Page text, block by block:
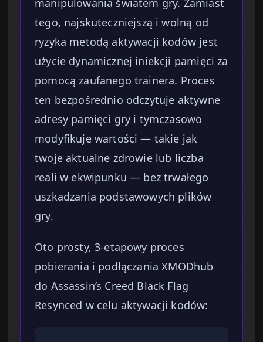
manipulowania światem gry. Zamiast
tego, najskuteczniejszą i wolną od
ryzyka metodą aktywacji kodów jest
użycie dynamicznej iniekcji pamięci za
pomocą zaufanego trainera. Proces
ten bezpośrednio odczytuje aktywne
adresy pamięci gry i tymczasowo
modyfikuje wartości — takie jak
twoje aktualne zdrowie lub liczba
reali w ekwipunku — bez trwałego
uszkadzania podstawowych plików
gry.
Oto prosty, 3-etapowy proces
pobierania i podłączania XMODhub
do Assassin’s Creed Black Flag
Resynced w celu aktywacji kodów: